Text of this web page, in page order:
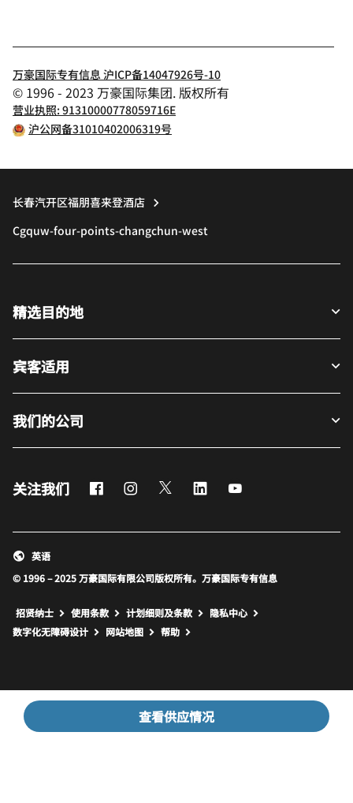
查看供应情况
万豪国际专有信息 沪ICP备14047926号-10
© 1996 - 2023 万豪国际集团. 版权所有
营业执照: 91310000778059716E
沪公网备31010402006319号
长春汽开区福朋喜来登酒店
Cgquw-four-points-changchun-west
精选目的地
宾客适用
我们的公司
关注我们 FacebookInstagram
Twitter LinkedIn
© 1996 – 2025 万豪国际有限公司版权所有。万豪国际专有信息
英语
招贤纳士 使用条款 计划细则及条款
隐私中心
数字化无障碍设计
网站地图 打开新窗口
帮助